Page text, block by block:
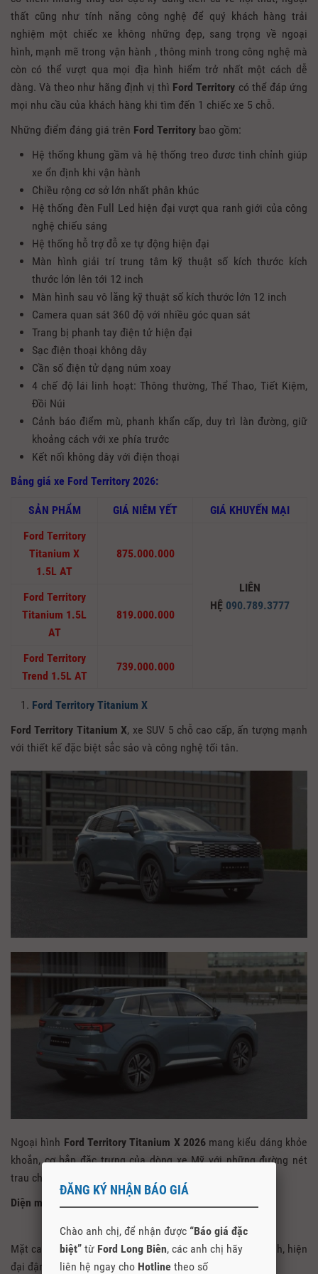
thất cũng như tính năng công nghệ để quý khách hàng trải
nghiệm một chiếc xe không những đẹp, sang trọng về ngoại
hình, mạnh mẽ trong vận hành , thông minh trong công nghệ mà
còn có thể vượt qua mọi địa hình hiểm trở nhất một cách dễ
dàng. Và theo như hãng định vị thì Ford Territory có thể đáp ứng
mọi nhu cầu của khách hàng khi tìm đến 1 chiếc xe 5 chỗ.
Những điểm đáng giá trên Ford Territory bao gồm:
Hệ thống khung gầm và hệ thống treo đươc tinh chỉnh giúp
xe ổn định khi vận hành
Chiều rộng cơ sở lớn nhất phân khúc
Hệ thống đèn Full Led hiện đại vượt qua ranh giới của công
nghệ chiếu sáng
Hệ thống hỗ trợ đỗ xe tự động hiện đại
Màn hình giải trí trung tâm kỹ thuật số kích thước kích
thước lớn lên tới 12 inch
Màn hình sau vô lăng kỹ thuật số kích thước lớn 12 inch
Camera quan sát 360 độ với nhiều góc quan sát
Trang bị phanh tay điện tử hiện đại
Sạc điện thoại không dây
Cần số điện tử dạng núm xoay
4 chế độ lái linh hoạt: Thông thường, Thể Thao, Tiết Kiệm,
Đồi Núi
Cảnh báo điểm mù, phanh khẩn cấp, duy trì làn đường, giữ
khoảng cách với xe phía trước
Kết nối không dây với điện thoại
Bảng giá xe Ford Territory 2026:
SẢN PHẨM GIÁ NIÊM YẾT
GIÁ KHUYẾN MẠI
Ford Territory
Titanium X
1.5L AT
875.000.000
LIÊN
HỆ 090.789.3777
Ford Territory
Titanium 1.5L
AT
819.000.000
Ford Territory
Trend 1.5L AT
739.000.000
Ford Territory Titanium X
Ford Territory Titanium X, xe SUV 5 chỗ cao cấp, ấn tượng mạnh
với thiết kế đặc biệt sắc sảo và công nghệ tối tân.
Ngoại hình Ford Territory Titanium X 2026mang kiểu dáng khỏe
khoắn, cơ bắp đặc trưng của dòng xe Mỹ với những đường nét
trau chuốt nhưng cũng không kém phần sang trọng.
Diện mạo mới thêm phong cách
Mặt ca lăng lớn, thiết kế mới mang đến dáng vẻ đầy cá tính, hiện
đại đậm chất Ford.
ĐĂNG KÝ NHẬN BÁO GIÁ
Chào anh chị, để nhận được “Báo giá đặc
biệt” từ Ford Long Biên, các anh chị hãy
liên hệ ngay cho Hotline theo số